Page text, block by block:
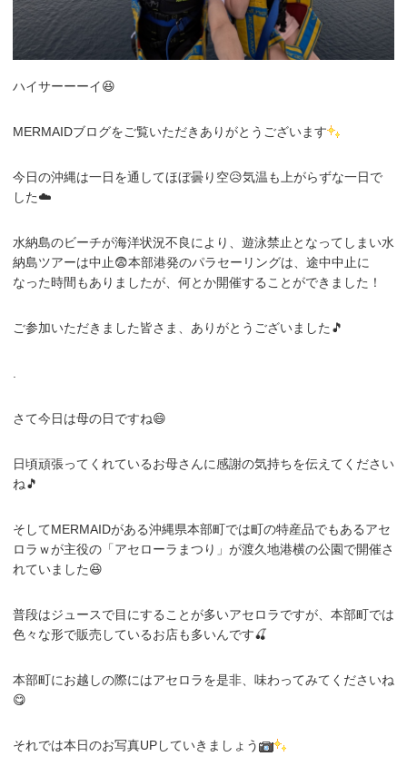
ハイサーーーイ😆
MERMAIDブログをご覧いただきありがとうございます
今日の沖縄は一日を通してほぼ曇り空😥気温も上がらずな一日で
した☁️
水納島のビーチが海洋状況不良により、遊泳禁止となってしまい水
納島ツアーは中止😨本部港発のパラセーリングは、途中中止に
なった時間もありましたが、何とか開催することができました！
ご参加いただきました皆さま、ありがとうございました🎵
さて今日は母の日ですね😄
日頃頑張ってくれているお母さんに感謝の気持ちを伝えてください
ね🎵
そしてMERMAIDがある沖縄県本部町では町の特産品でもあるアセ
ロラｗが主役の「アセローラまつり」が渡久地港横の公園で開催さ
れていました😆
普段はジュースで目にすることが多いアセロラですが、本部町では
色々な形で販売しているお店も多いんです🍒
本部町にお越しの際にはアセロラを是非、味わってみてくださいね
😋
それでは本日のお写真UPしていきましょう